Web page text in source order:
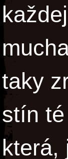
taky
stín
která,